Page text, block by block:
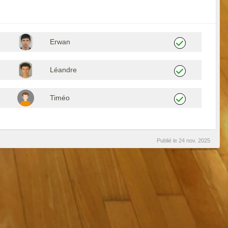
Erwan
Léandre
Timéo
Publié le 24 nov. 2025